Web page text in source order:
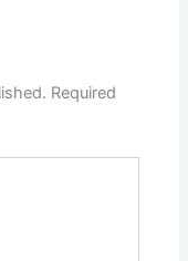
Required